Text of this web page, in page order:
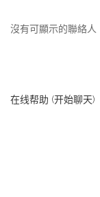
沒有可顯示的聯絡人
在线帮助 (开始聊天)